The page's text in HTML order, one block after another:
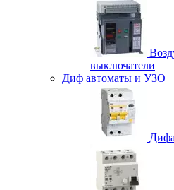
выключатели
Диф автоматы и УЗО